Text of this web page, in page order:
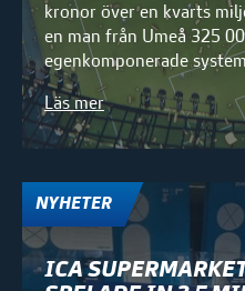
kronor över en kvarts
en man från Umeå 325
egenkomponerade
Läs mer
NYHETER
ICA